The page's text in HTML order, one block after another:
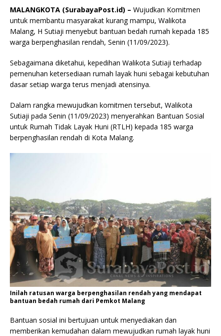
MALANGKOTA (SurabayaPost.id) – Wujudkan Komitmen
untuk membantu masyarakat kurang mampu, Walikota
Malang, H Sutiaji menyebut bantuan bedah rumah kepada 185
warga berpenghasilan rendah, Senin (11/09/2023).
Sebagaimana diketahui, kepedihan Walikota Sutiaji terhadap
pemenuhan ketersediaan rumah layak huni sebagai kebutuhan
dasar setiap warga terus menjadi atensinya.
Dalam rangka mewujudkan komitmen tersebut, Walikota
Sutiaji pada Senin (11/09/2023) menyerahkan Bantuan Sosial
untuk Rumah Tidak Layak Huni (RTLH) kepada 185 warga
berpenghasilan rendah di Kota Malang.
Inilah ratusan warga berpenghasilan rendah yang mendapat
bantuan bedah rumah dari Pemkot Malang
Bantuan sosial ini bertujuan untuk menyediakan dan
memberikan kemudahan dalam mewujudkan rumah layak huni